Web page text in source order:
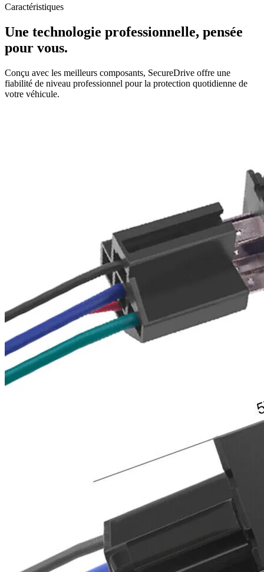
Caractéristiques
Une technologie professionnelle, pensée
pour vous.
Conçu avec les meilleurs composants, SecureDrive offre une
fiabilité de niveau professionnel pour la protection quotidienne de
votre véhicule.